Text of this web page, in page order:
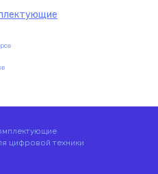
цифровой техники